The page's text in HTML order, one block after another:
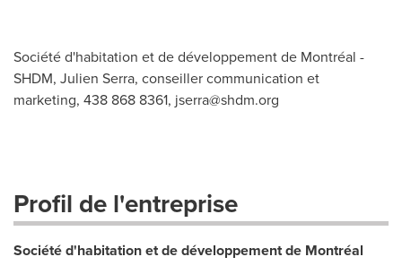
Société d'habitation et de développement de Montréal -
SHDM, Julien Serra, conseiller communication et
marketing, 438 868 8361, jserra@shdm.org
Profil de l'entreprise
Société d'habitation et de développement de Montréal